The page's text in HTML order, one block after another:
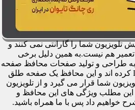
تلویزیون شما را گارانتی نمی کنند و
هم نیست.به همین دلیل برخی
به طراحی و تولید صفحات محافظ صفحه
نمایش تلویزیون LED و LCD کرده اند و این محافظ یک صفحه طلق
شما قرار می گیرد و از تلویزیون
مطلب ویژگی های این محافظ و
خواهیم داد پس با ما همراه باشید.